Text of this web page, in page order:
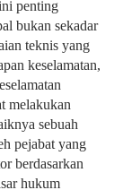
penting
bukan sekadar
teknis yang
keselamatan,
melakukan
sebuah
pejabat yang
berdasarkan
hukum